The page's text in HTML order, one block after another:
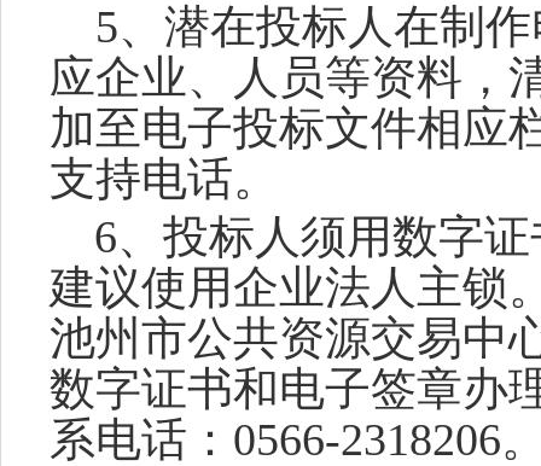
5、潜在投标人在制
应企业、人员等资料，
加至电子投标文件相应
支持电话。
6、投标人须用数字
建议使用企业法人主锁
池州市公共资源交易中
数字证书和电子签章办
系电话：0566-2318206